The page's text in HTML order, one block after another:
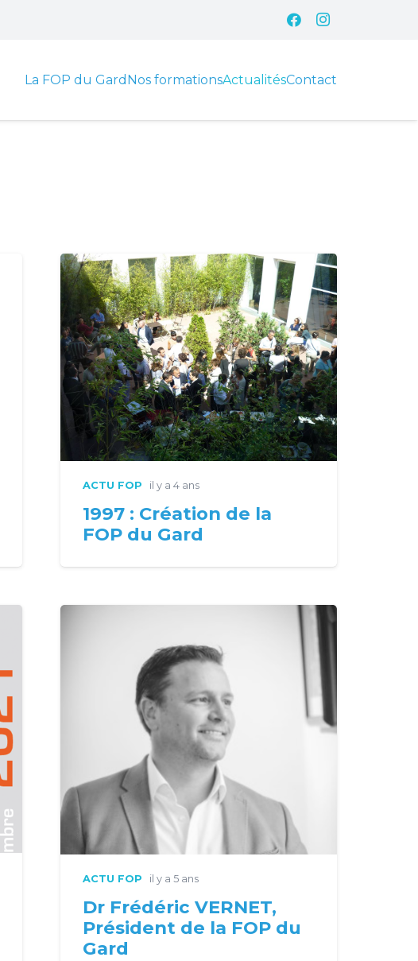
La FOP du Gard Nos formationsActualitésContact
ACTU FOP il y a 4 ans
1997 : Création de la
FOP du Gard
ACTU FOP il y a 5 ans
Dr Frédéric VERNET,
Président de la FOP du
Gard